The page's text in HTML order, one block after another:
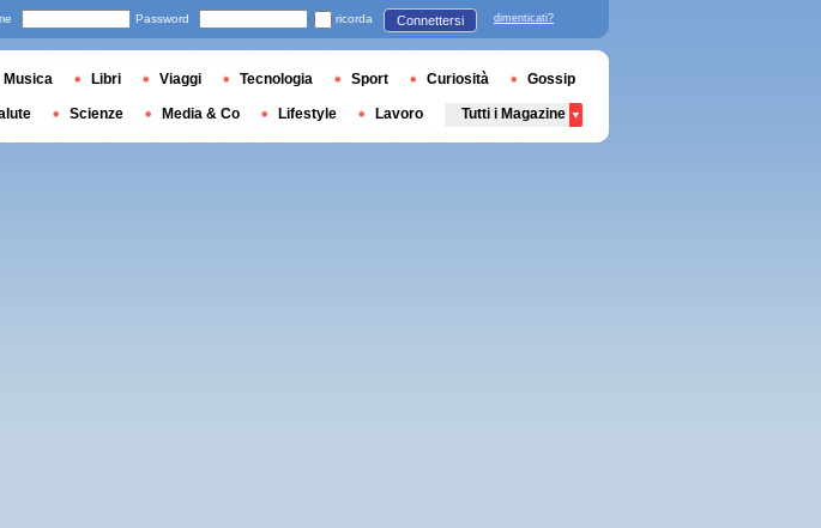
Password ricorda Connettersi dimenticati?
Musica Libri Viaggi Tecnologia Sport Curiosità Gossip
Scienze Media & Co Lifestyle Lavoro Tutti i Magazine